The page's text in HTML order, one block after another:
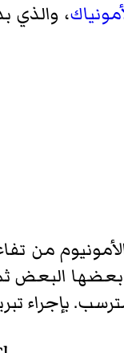
، والذي
من
بعضها البعض
بإجراء